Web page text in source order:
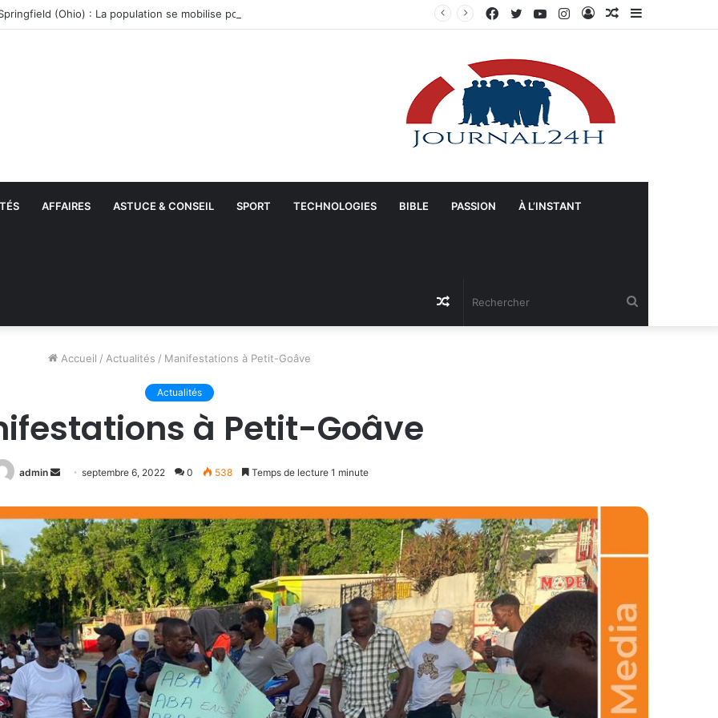
Sidebar
Article
Connexion
Instagram
YouTube
Twitter
Facebook
AFFAIRES ASTUCE & CONSEIL SPORT TECHNOLOGIES BIBLE PASSION À L’INSTANT
Article
Accueil / Actualités / Manifestations à Petit-Goâve
Actualités
à Petit-Goâve
admin
Envoyer
courriel
septembre 6, 2022 0 538 Temps de lecture 1 minute